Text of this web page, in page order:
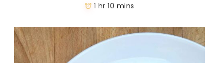
1 hr 10 mins